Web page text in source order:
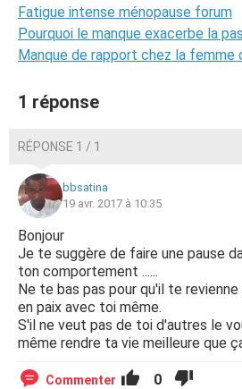
Fatigue intense ménopause forum
Pourquoi le manque exacerbe la
Manque de rapport chez la femme
1 réponse
RÉPONSE 1 / 1
bbsatina
19 avr. 2017 à 10:35
Bonjour
Je te suggère de faire une pause
ton comportement ......
Ne te bas pas pour qu'il te
en paix avec toi même.
S'il ne veut pas de toi d'autres le
même rendre ta vie meilleure que
Commenter 0